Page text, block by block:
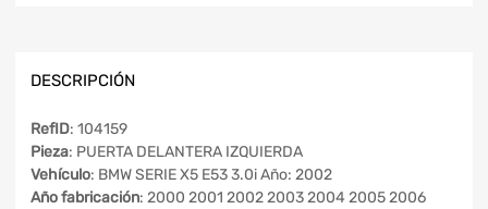
DESCRIPCIÓN
RefID: 104159
Pieza: PUERTA DELANTERA IZQUIERDA
Vehículo: BMW SERIE X5 E53 3.0i Año: 2002
Año fabricación: 2000 2001 2002 2003 2004 2005 2006